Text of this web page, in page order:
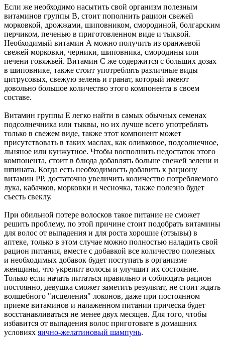
Если же необходимо насытить свой организм полезным
витаминов группы В, стоит пополнить рацион свежей
морковкой, дрожжами, шиповником, смородиной, болгарским
перчиком, печенью в приготовленном виде и тыквой.
Необходимый витамин А можно получить из оранжевой
свежей морковки, черники, шиповника, смородины или
печени говяжьей. Витамин С же содержится с больших дозах
в шиповнике, также стоит употреблять различные виды
цитрусовых, свежую зелень и гранат, который имеют
довольно большое количество этого компонента в своем
составе.
Витамин группы Е легко найти в самых обычных семенах
подсолнечника или тыквы, но их лучше всего употреблять
только в свежем виде, также этот компонент может
присутствовать в таких маслах, как оливковое, подсолнечное,
льняное или кунжутное. Чтобы восполнить недостаток этого
компонента, стоит в блюда добавлять больше свежей зелени и
шпината. Когда есть необходимость добавить к рациону
витамин РР, достаточно увеличить количество потребляемого
лука, кабачков, морковки и чесночка, также полезно будет
съесть свеклу.
При обильной потере волосков такое питание не сможет
решить проблему, по этой причине стоит подобрать витамины
для волос от выпадения и для роста хорошие (отзывы) в
аптеке, только в этом случае можно полностью наладить свой
рацион питания, вместе с добавкой все количество полезных
и необходимых добавок будет поступать в организме
женщины, что укрепит волосы и улучшит их состояние.
Только если начать питаться правильно и соблюдать рацион
постоянно, девушка сможет заметить результат, не стоит ждать
волшебного "исцеления" локонов, даже при постоянном
приеме витаминов и налаженном питании прическа будет
восстанавливаться не менее двух месяцев. Для того, чтобы
избавится от выпадения волос приготовьте в домашних
условиях яично-желатиновый шампунь.